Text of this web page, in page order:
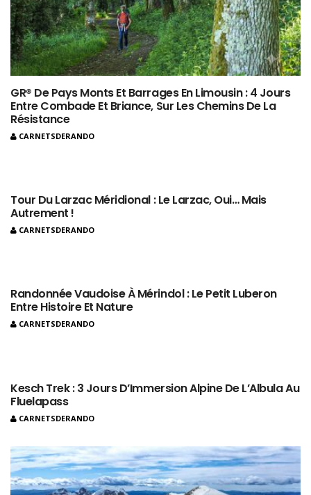
GR® De Pays Monts Et Barrages En Limousin : 4 Jours
Entre Combade Et Briance, Sur Les Chemins De La
Résistance
CARNETSDERANDO
Tour Du Larzac Méridional : Le Larzac, Oui… Mais
Autrement !
CARNETSDERANDO
Randonnée Vaudoise À Mérindol : Le Petit Luberon
Entre Histoire Et Nature
CARNETSDERANDO
Kesch Trek : 3 Jours D’Immersion Alpine De L’Albula Au
Fluelapass
CARNETSDERANDO